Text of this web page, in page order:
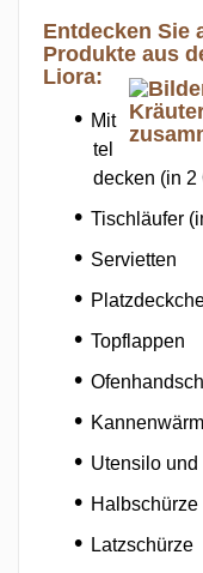
Entdecken Sie
Produkte aus
Liora:
Mit
tel
decken (in 2
Tischläufer
Servietten
Topflappen
Utensilo und
Halbschürze
Latzschürze